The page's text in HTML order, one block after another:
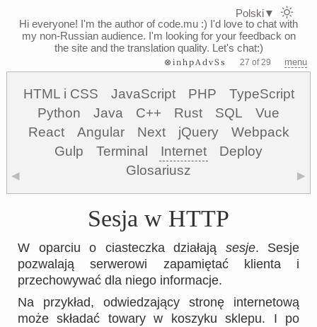
Hi everyone! I'm the author of code.mu :) I'd love to chat with
my non-Russian audience. I'm looking for your feedback on
the site and the translation quality. Let's chat:)
⊗inhpAdvSs 27 of 29 menu
HTML i CSS JavaScript PHP
TypeScript
Python
Java C++ Rust SQL
Vue
React
Angular Next jQuery
Webpack
Gulp
Terminal Internet
Deploy
Glosariusz
◀ ▶
Sesja w HTTP
W oparciu o ciasteczka działają sesje. Sesje
pozwalają serwerowi zapamiętać klienta i
przechowywać dla niego informacje.
Na przykład, odwiedzający stronę internetową
może składać towary w koszyku sklepu. I po
Polski▼